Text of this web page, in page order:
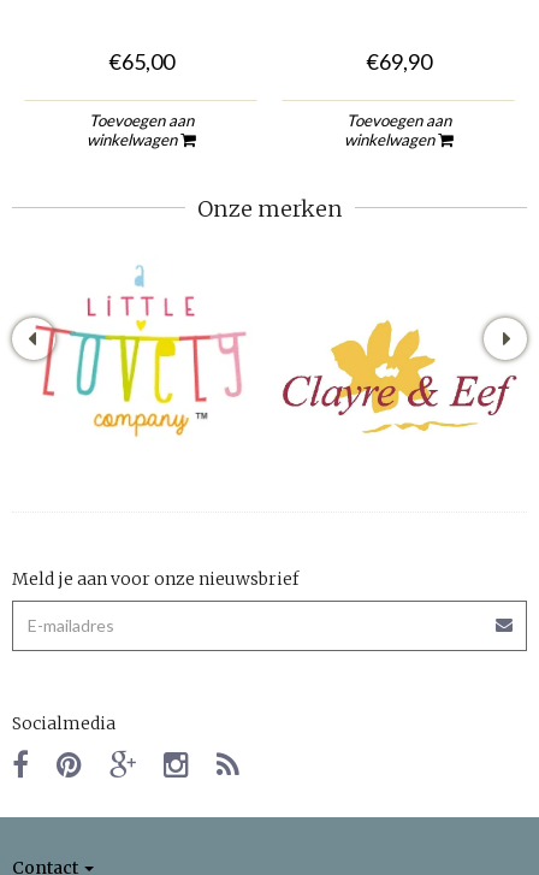
€65,00
Toevoegen aan
winkelwagen
€69,90
Toevoegen aan
winkelwagen
Onze merken
Meld je aan voor onze nieuwsbrief
Socialmedia
Contact